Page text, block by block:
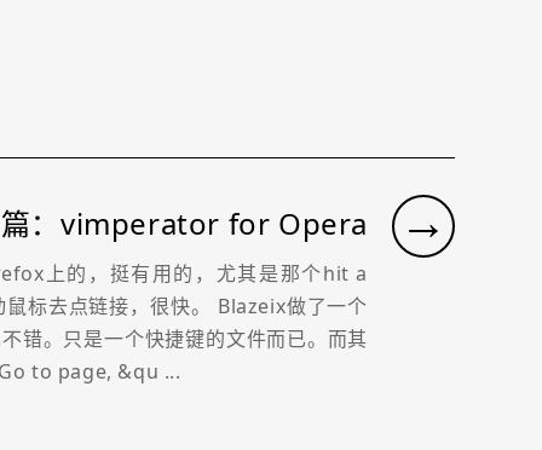
→
：vimperator for Opera
上的，挺有用的，尤其是那个hit a
标去点链接，很快。 Blazeix做了一个
错。只是一个快捷键的文件而已。而其
to page, &qu ...